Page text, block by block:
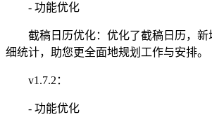
- 功能优化
截稿日历优化：优化了截稿日历，新
细统计，助您更全面地规划工作与安排。
v1.7.2：
- 功能优化